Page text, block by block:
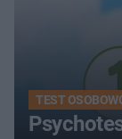
TEST